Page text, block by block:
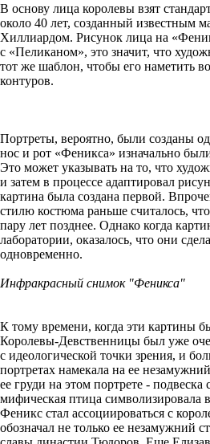
В основу лица королевы взят
около 40 лет, созданный известным
Хиллиардом. Рисунок лица на
с «Пеликаном», это значит, что
тот же шаблон, чтобы его наметить
контуров.
Портреты, вероятно, были созданы
нос и рот «Феникса» изначально
Это может указывать на то, что
и затем в процессе адаптировал
картина была создана первой.
стилю костюма раньше считалось,
пару лет позднее. Однако когда
лаборатории, оказалось, что они
одновременно.
Инфракрасный снимок "Феникса"
К тому времени, когда эти картины
Королевы-Девственницы был уже
с идеологической точки зрения, и
портретах намекала на ее
ее груди на этом портрете -
мифическая птица символизировала
Феникс стал ассоциироваться с
обозначал не только ее незамужний